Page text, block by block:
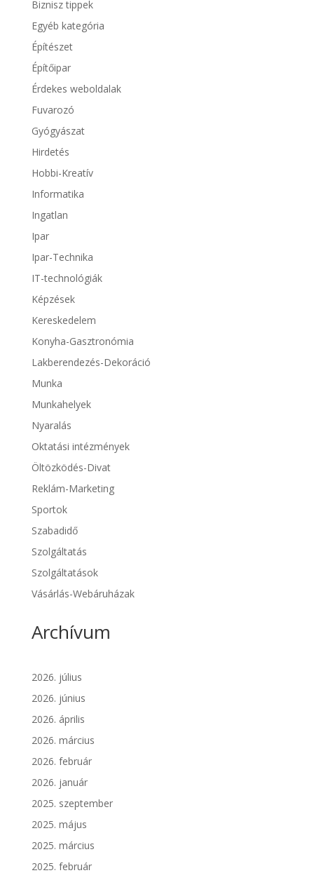
Biznisz tippek
Egyéb kategória
Építészet
Építőipar
Érdekes weboldalak
Fuvarozó
Gyógyászat
Hirdetés
Hobbi-Kreatív
Informatika
Ingatlan
Ipar
Ipar-Technika
IT-technológiák
Képzések
Kereskedelem
Konyha-Gasztronómia
Lakberendezés-Dekoráció
Munka
Munkahelyek
Nyaralás
Oktatási intézmények
Öltözködés-Divat
Reklám-Marketing
Sportok
Szabadidő
Szolgáltatás
Szolgáltatások
Vásárlás-Webáruházak
Archívum
2026. július
2026. június
2026. április
2026. március
2026. február
2026. január
2025. szeptember
2025. május
2025. március
2025. február